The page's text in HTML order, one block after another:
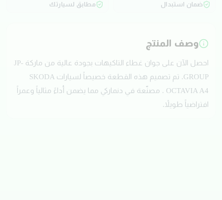
ضمان استبدال مطابق لسيارتك
وصف المنتج
احصل الآن على جوان غطاء التاكيهات بجودة عالية من ماركة JP-
GROUP. تم تصميم هذه القطعة خصيصاً لسيارات SKODA
OCTAVIA A4 . مصنّعة في دنماركي مما يضمن أداءً مثالياً وعمراً
افتراضياً طويلاً.